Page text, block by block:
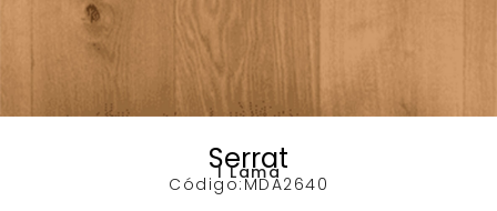
Serrat
1 Lama
Código:MDA2640